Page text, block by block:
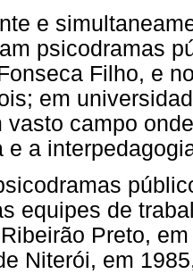
e
psicodramas
Filho, e
em
vasto campo
e a
equipes de
Preto,
Niterói, em